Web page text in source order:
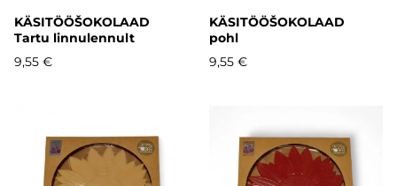
KÄSITÖÖŠOKOLAAD
Tartu linnulennult
9,55 €
KÄSITÖÖŠOKOLAAD
pohl
9,55 €